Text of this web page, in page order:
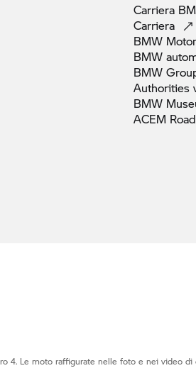
Carriera
Carriera
BMW
BMW
BMW
Authorities
BMW
ACEM
4. Le moto raffigurate nelle foto e nei video